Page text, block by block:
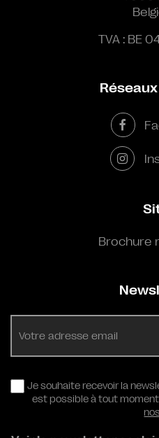
TVA : BE
Brochure
Je souhaite recevoir la
est possible à tout